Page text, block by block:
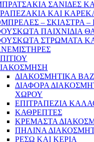
ΣΑΝΙΔΕΣ
ΚΑΙ
– ΣΚΙΑΣΤΡΑ –
ΠΑΙΧΝΙΔΙΑ
ΣΤΡΩΜΑΤΑ
ΔΙΑΚΟΣΜΗΤΙΚΑ
ΔΙΑΦΟΡΑ
ΧΩΡΟΥ
ΕΠΙΤΡΑΠΕΖΙΑ
ΚΑΘΡΕΠΤΕΣ
ΚΡΕΜΑΣΤΑ
ΠΗΛΙΝΑ
ΡΕΣΩ ΚΑΙ ΚΕΡΙΑ